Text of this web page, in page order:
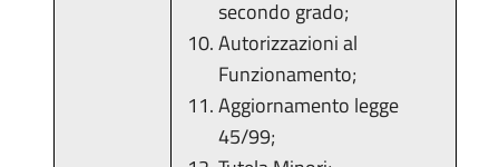
secondo grado;
Autorizzazioni al
Funzionamento;
Aggiornamento legge
45/99;